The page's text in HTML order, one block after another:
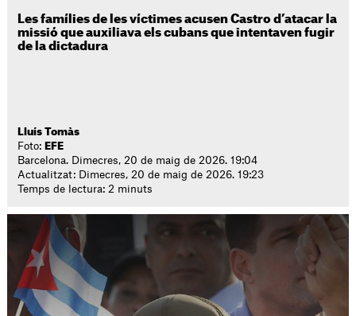
Les famílies de les víctimes acusen Castro d’atacar la
missió que auxiliava els cubans que intentaven fugir
de la dictadura
Lluís Tomàs
Foto: EFE
Barcelona. Dimecres, 20 de maig de 2026. 19:04
Actualitzat: Dimecres, 20 de maig de 2026. 19:23
Temps de lectura: 2 minuts